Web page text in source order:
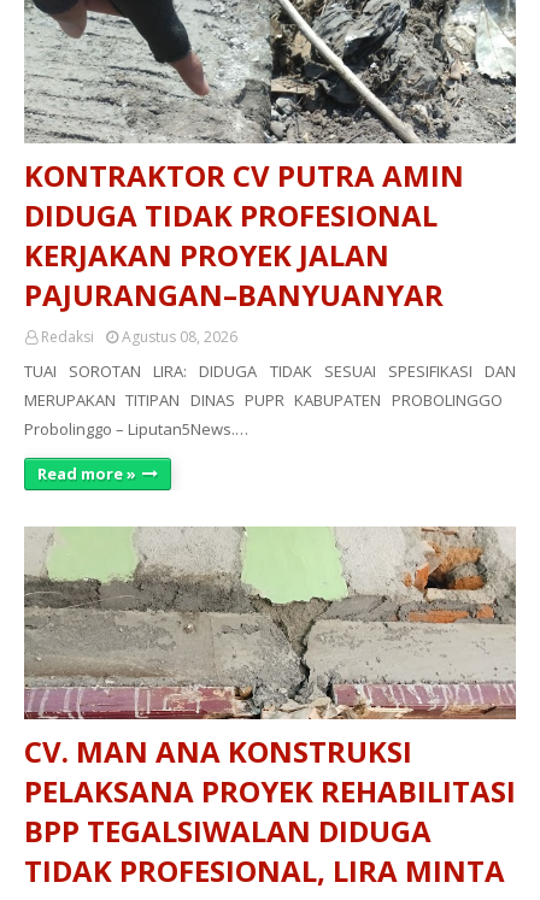
KONTRAKTOR CV PUTRA AMIN
DIDUGA TIDAK PROFESIONAL
KERJAKAN PROYEK JALAN
PAJURANGAN–BANYUANYAR
Redaksi Agustus 08, 2026
TUAI SOROTAN LIRA: DIDUGA TIDAK SESUAI SPESIFIKASI DAN
MERUPAKAN TITIPAN DINAS PUPR KABUPATEN PROBOLINGGO
Probolinggo – Liputan5News.…
Read more »
CV. MAN ANA KONSTRUKSI
PELAKSANA PROYEK REHABILITASI
BPP TEGALSIWALAN DIDUGA
TIDAK PROFESIONAL, LIRA MINTA